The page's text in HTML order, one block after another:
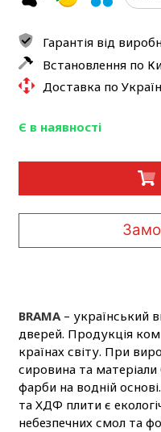
Гарантія від
Встановлення по
Доставка по
Є в наявності
BRAMA– український
дверей. Продукція
країнах світу. При
сировина та матеріали
фарби на водній
та ХДФ плити є
небезпечних смол та